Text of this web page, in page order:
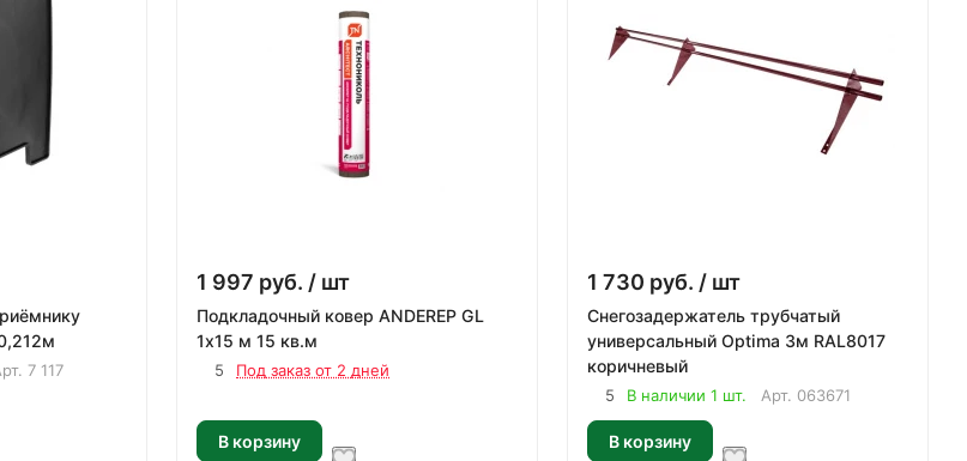
7 117
1 997 руб. / шт
Подкладочный ковер ANDEREP GL
1х15 м 15 кв.м
5 Под заказ от 2 дней
В корзину
1 730 руб. / шт
Снегозадержатель трубчатый
универсальный Optima 3м RAL8017
коричневый
5 В наличии 1 шт. Арт. 063671
В корзину